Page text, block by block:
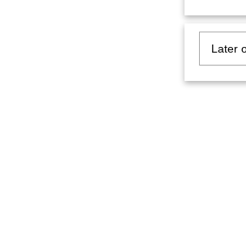
Later